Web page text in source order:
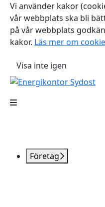
Vi använder kakor
vår webbplats ska bli
på vår webbplats
kakor. Läs mer om
Visa inte igen
Företag